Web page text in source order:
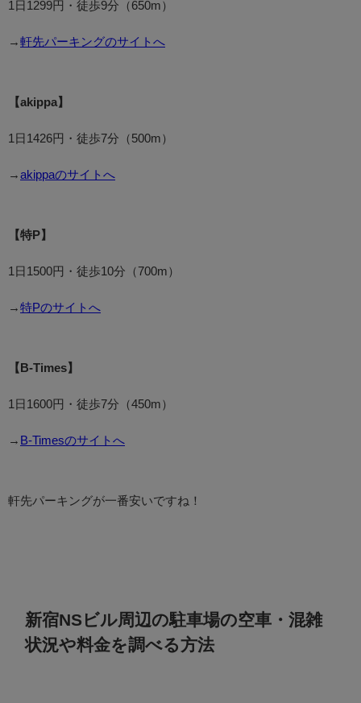
1日1299円・徒歩9分（650m）
→ 軒先パーキングのサイトへ
【akippa】
1日1426円・徒歩7分（500m）
→ akippaのサイトへ
【特P】
1日1500円・徒歩10分（700m）
→ 特Pのサイトへ
【B-Times】
1日1600円・徒歩7分（450m）
→ B-Timesのサイトへ
軒先パーキングが一番安いですね！
新宿NSビル周辺の駐車場の空車・混雑
状況や料金を調べる方法